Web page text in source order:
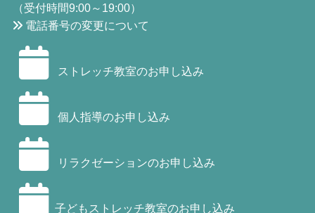
（受付時間9:00～19:00）
電話番号の変更について
ストレッチ教室のお申し込み
個人指導のお申し込み
リラクゼーションのお申し込み
子どもストレッチ教室のお申し込み